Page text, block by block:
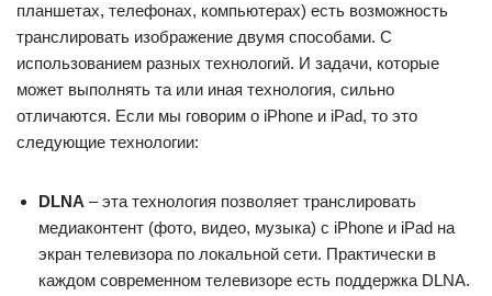
планшетах, телефонах, компьютерах) есть возможность
транслировать изображение двумя способами. С
использованием разных технологий. И задачи, которые
может выполнять та или иная технология, сильно
отличаются. Если мы говорим о iPhone и iPad, то это
следующие технологии:
DLNA – эта технология позволяет транслировать
медиаконтент (фото, видео, музыка) с iPhone и iPad на
экран телевизора по локальной сети. Практически в
каждом современном телевизоре есть поддержка DLNA.